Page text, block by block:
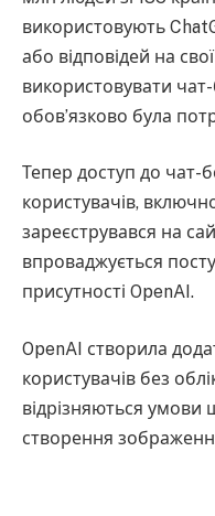
використовують
або відповідей на
використовувати
обов’язково була
Тепер доступ до чат-
користувачів,
зареєструвався на
впроваджується
присутності OpenAI.
OpenAI створила
користувачів без
відрізняються умови
створення